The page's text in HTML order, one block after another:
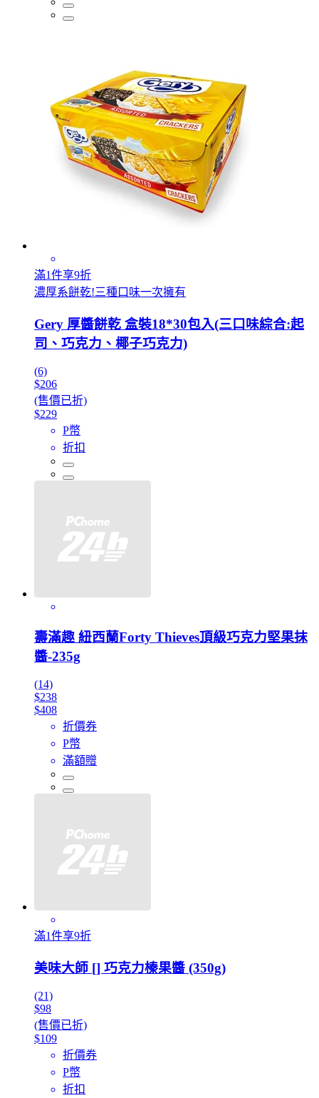
滿1件享9折
濃厚系餅乾!三種口味一次擁有
Gery 厚醬餅乾 盒裝18*30包入(三口味綜合:起
司、巧克力、椰子巧克力)
(6)
$206
(售價已折)
$229
P幣
折扣
壽滿趣 紐西蘭Forty Thieves頂級巧克力堅果抹
醬-235g
(14)
$238
$408
折價券
P幣
滿額贈
滿1件享9折
美味大師 [] 巧克力榛果醬 (350g)
(21)
$98
(售價已折)
$109
折價券
P幣
折扣